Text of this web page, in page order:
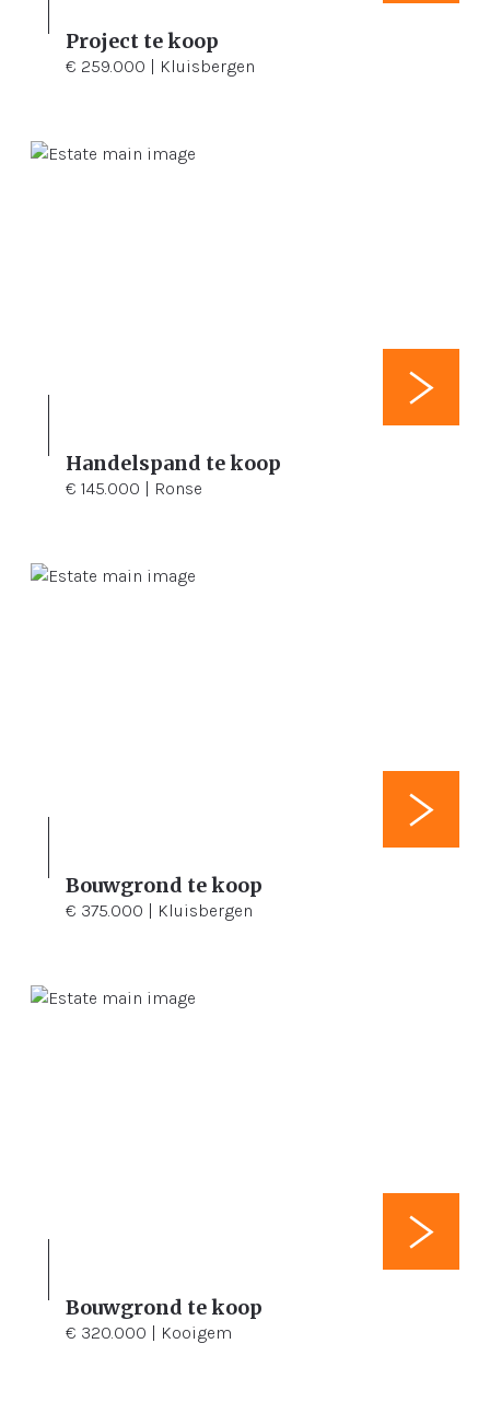
Project te koop
€ 259.000 | Kluisbergen
105 m² 105 m²
Handelspand te koop
€ 145.000 | Ronse
3.310 m²
Bouwgrond te koop
€ 375.000 | Kluisbergen
1.456 m²
Bouwgrond te koop
€ 320.000 | Kooigem